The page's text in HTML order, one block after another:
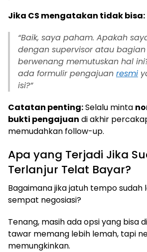
Jika CS mengatakan tidak bisa:
“Baik, saya paham. Apakah
dengan supervisor atau
berwenang memutuskan hal
ada formulir pengajuan resmi
isi?”
Catatan penting:Selalu minta
bukti pengajuan di akhir
memudahkan follow-up.
Apa yang Terjadi Jika
Terlanjur Telat Bayar?
Bagaimana jika jatuh tempo
sempat negosiasi?
Tenang, masih ada opsi yang bisa
tawar memang lebih lemah, tapi
memungkinkan.